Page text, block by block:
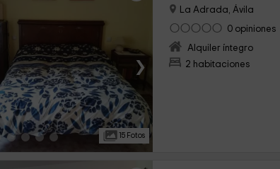
›
15 Fotos
La Adrada, Ávila
0 opiniones
Alquiler íntegro
2 habitaciones